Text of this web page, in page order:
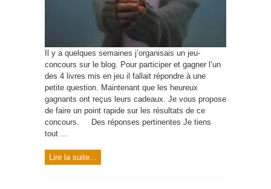
Il y a quelques semaines j’organisais un jeu-
concours sur le blog. Pour participer et gagner l’un
des 4 livres mis en jeu il fallait répondre à une
petite question. Maintenant que les heureux
gagnants ont reçus leurs cadeaux. Je vous propose
de faire un point rapide sur les résultats de ce
concours. Des réponses pertinentes Je tiens
tout ...
Lire la suite...